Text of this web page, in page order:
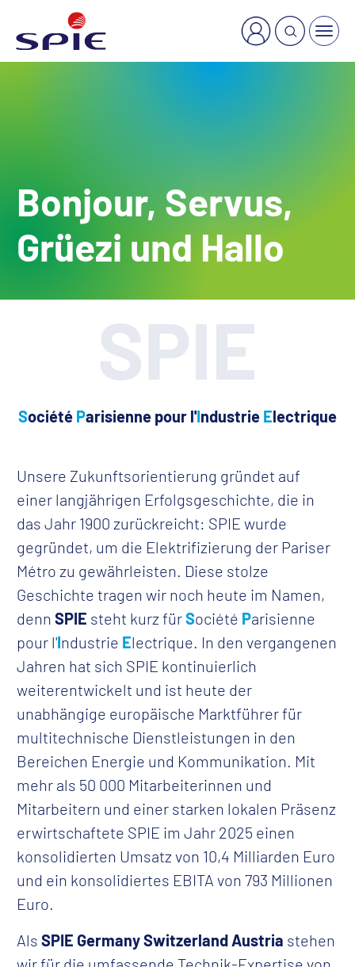
Bonjour, Servus,
Grüezi und Hallo
SPIE
Société Parisienne pour l'Industrie Electrique
Unsere Zukunftsorientierung gründet auf
einer langjährigen Erfolgsgeschichte, die in
das Jahr 1900 zurückreicht: SPIE wurde
gegründet, um die Elektrifizierung der Pariser
Métro zu gewährleisten. Diese stolze
Geschichte tragen wir noch heute im Namen,
denn SPIE steht kurz fürSociété Parisienne
pour l'Industrie Electrique. In den vergangenen
Jahren hat sich SPIE kontinuierlich
weiterentwickelt und ist heute der
unabhängige europäische Marktführer für
multitechnische Dienstleistungen in den
Bereichen Energie und Kommunikation. Mit
mehr als 50 000 Mitarbeiterinnen und
Mitarbeitern und einer starken lokalen Präsenz
erwirtschaftete SPIE im Jahr 2025 einen
konsolidierten Umsatz von 10,4 Milliarden Euro
und ein konsolidiertes EBITA von 793 Millionen
Euro.​
Als SPIE Germany Switzerland Austria stehen